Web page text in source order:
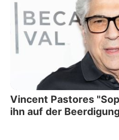
Vincent Pastores
ihn auf der